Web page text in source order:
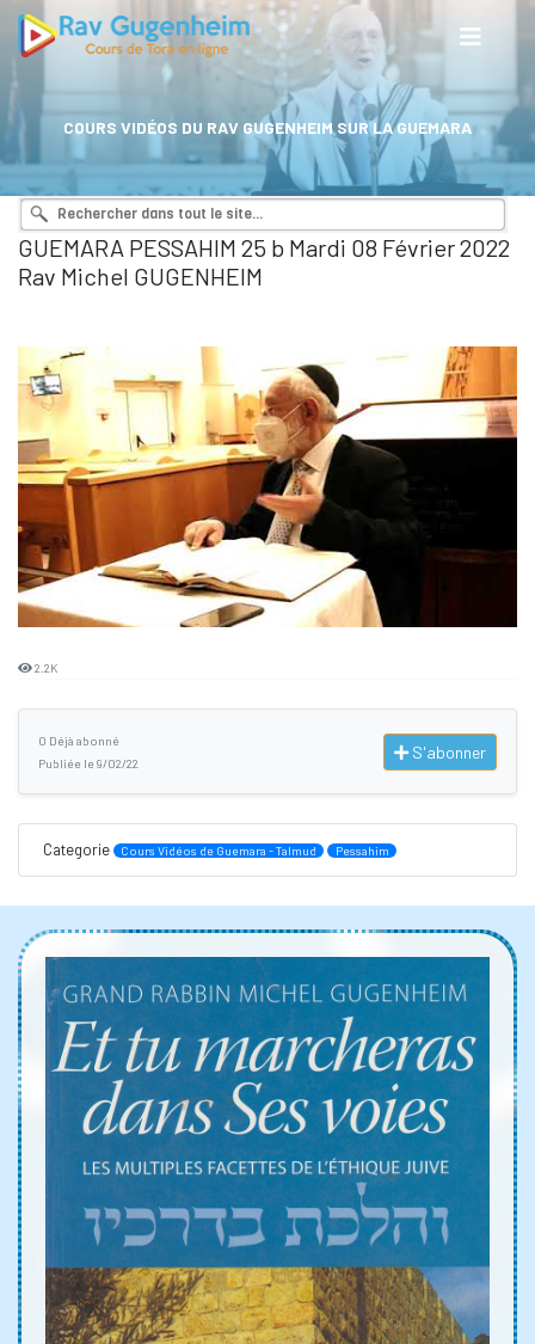
COURS VIDÉOS DU RAV GUGENHEIM SUR LA GUEMARA
GUEMARA PESSAHIM 25 b Mardi 08 Février 2022
Rav Michel GUGENHEIM
2.2K
0 Déjà abonné
Publiée le 9/02/22
S'abonner
Categorie Cours Vidéos de Guemara - Talmud Pessahim